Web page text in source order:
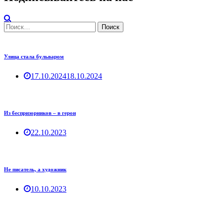
Найти:
Улица стала бульваром
17.10.202418.10.2024
Из беспризорников – в герои
22.10.2023
Не писатель, а художник
10.10.2023